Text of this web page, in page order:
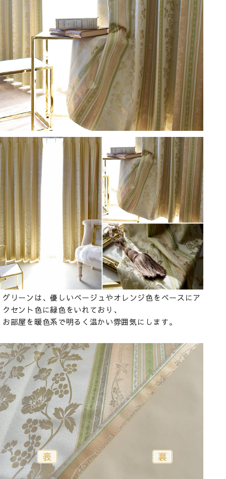
グリーンは、優しいベージュやオレンジ色をベースにア
クセント色に緑色をいれており、
お部屋を暖色系で明るく温かい雰囲気にします。